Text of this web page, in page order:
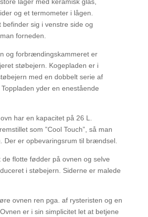
låger med keramisk glas,
og et termometer i lågen.
sig i venstre side og
forneden.
og forbrændingskammeret er
støbejern. Kogepladen er i
med en dobbelt serie af
yder en enestående
har en kapacitet på 26 L.
som ”Cool Touch”, så man
Der er opbevaringsrum til brændsel.
de flotte fødder på ovnen og selve
i støbejern. Siderne er malede
ovnen ren pga. af rysteristen og en
er i sin simplicitet let at betjene